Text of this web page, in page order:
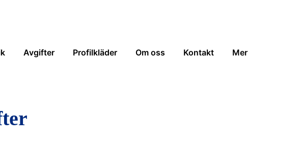
Avgifter Profilkläder Om oss Kontakt Mer